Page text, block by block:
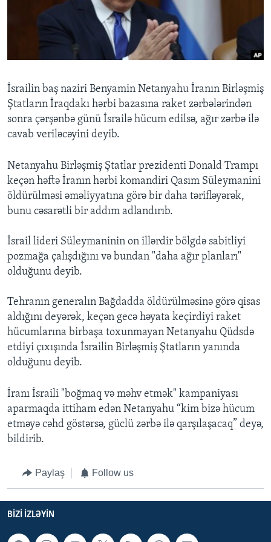
Dillər
İsrailin baş naziri Benyamin Netanyahu İranın Birləşmiş
Ştatların İraqdakı hərbi bazasına raket zərbələrindən
sonra çərşənbə günü İsrailə hücum edilsə, ağır zərbə ilə
cavab veriləcəyini deyib.
Netanyahu Birləşmiş Ştatlar prezidenti Donald Trampı
keçən həftə İranın hərbi komandiri Qasım Süleymanini
öldürülməsi əməliyyatına görə bir daha tərifləyərək,
bunu cəsarətli bir addım adlandırıb.​
İsrail lideri Süleymaninin on illərdir bölgdə sabitliyi
pozmağa çalışdığını və bundan "daha ağır planları"
olduğunu deyib.
Tehranın generalın Bağdadda öldürülməsinə görə qisas
aldığını deyərək, keçən gecə həyata keçirdiyi raket
hücumlarına birbaşa toxunmayan Netanyahu Qüdsdə
etdiyi çıxışında İsrailin Birləşmiş Ştatların yanında
olduğunu deyib.
İranı İsraili "boğmaq və məhv etmək" kampaniyası
aparmaqda ittiham edən Netanyahu “kim bizə hücum
etməyə cəhd göstərsə, güclü zərbə ilə qarşılaşacaq” deyə,
bildirib.
Paylaş Follow us
BIZI IZLƏYIN